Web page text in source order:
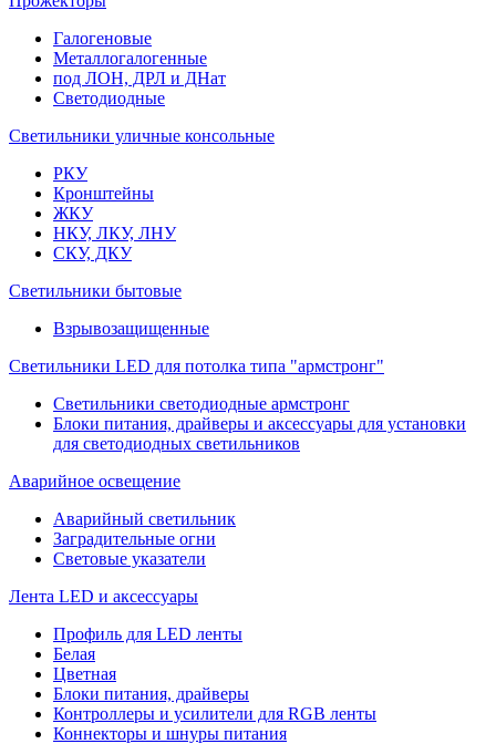
Галогеновые
Металлогалогенные
под ЛОН, ДРЛ и ДНат
Светодиодные
Светильники уличные консольные
РКУ
Кронштейны
ЖКУ
НКУ, ЛКУ, ЛНУ
СКУ, ДКУ
Светильники бытовые
Взрывозащищенные
Светильники LED для потолка типа "армстронг"
Светильники светодиодные армстронг
Блоки питания, драйверы и аксессуары для установки
для светодиодных светильников
Аварийное освещение
Аварийный светильник
Заградительные огни
Световые указатели
Лента LED и аксессуары
Профиль для LED ленты
Белая
Цветная
Блоки питания, драйверы
Контроллеры и усилители для RGB ленты
Коннекторы и шнуры питания